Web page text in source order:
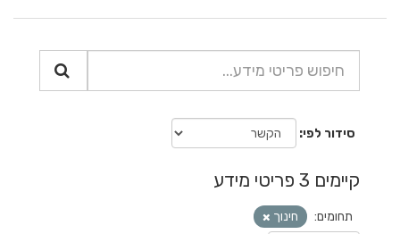
סידור לפי
קיימים 3 פריטי מידע
תחומים:
חינוך